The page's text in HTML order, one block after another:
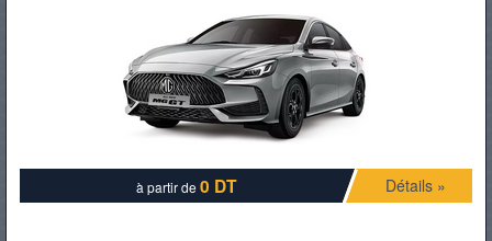
à partir de0 DT Détails »